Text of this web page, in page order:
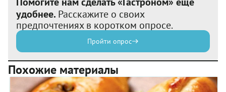
удобнее. Расскажите о своих
предпочтениях в коротком опросе.
Пройти опрос
Похожие материалы